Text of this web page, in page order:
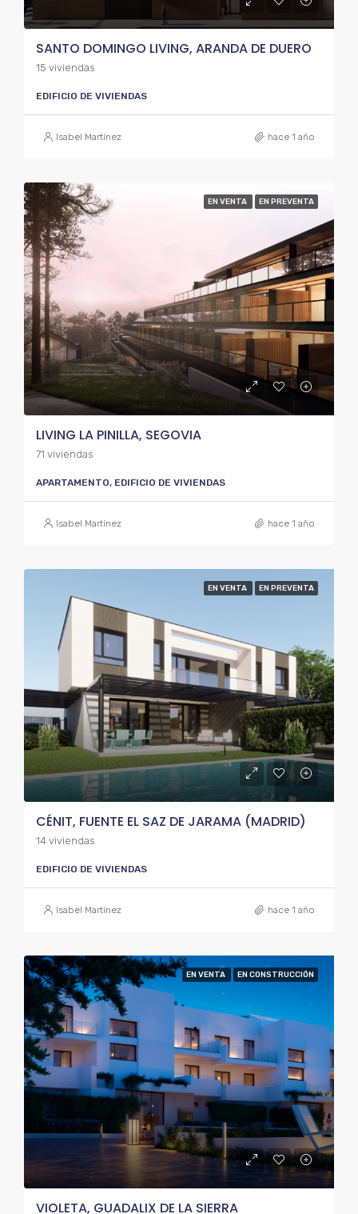
SANTO DOMINGO LIVING, ARANDA DE DUERO
15 viviendas
EDIFICIO DE VIVIENDAS
Isabel Martínez hace 1 año
EN VENTA EN PREVENTA
LIVING LA PINILLA, SEGOVIA
71 viviendas
APARTAMENTO, EDIFICIO DE VIVIENDAS
Isabel Martínez hace 1 año
EN VENTA EN PREVENTA
CÉNIT, FUENTE EL SAZ DE JARAMA (MADRID)
14 viviendas
EDIFICIO DE VIVIENDAS
Isabel Martínez hace 1 año
EN VENTA EN CONSTRUCCIÓN
VIOLETA, GUADALIX DE LA SIERRA